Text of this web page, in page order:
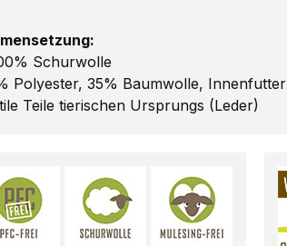
Schurwolle
Polyester, 35% Baumwolle,
Teile tierischen Ursprungs (Leder)